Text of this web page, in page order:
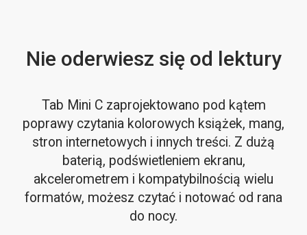
Nie oderwiesz się od lektury
Tab Mini C zaprojektowano pod kątem
poprawy czytania kolorowych książek, mang,
stron internetowych i innych treści. Z dużą
baterią, podświetleniem ekranu,
akcelerometrem i kompatybilnością wielu
formatów, możesz czytać i notować od rana
do nocy.